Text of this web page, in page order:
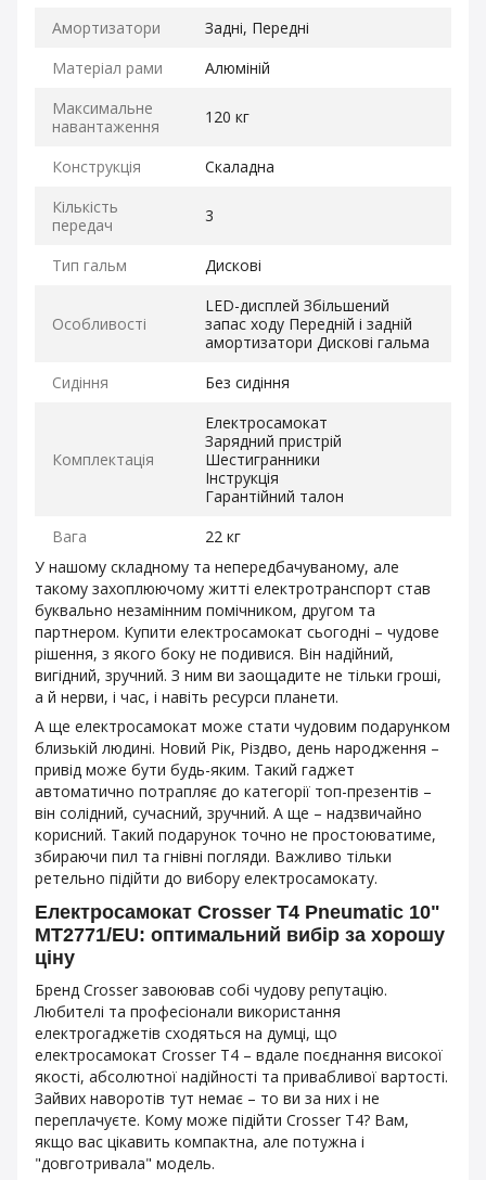
Амортизатори
Задні, Передні
Матеріал рами
Алюміній
Максимальне
навантаження
120 кг
Конструкція
Скаладна
Кількість
передач
3
Тип гальм Дискові
Особливості
LED-дисплей Збільшений
запас ходу Передній і задній
амортизатори Дискові гальма
Сидіння
Без сидіння
Комплектація
Електросамокат
Зарядний пристрій
Шестигранники
Інструкція
Гарантійний талон
Вага
22 кг
У нашому складному та непередбачуваному, але
такому захоплюючому житті електротранспорт став
буквально незамінним помічником, другом та
партнером. Купити електросамокат сьогодні – чудове
рішення, з якого боку не подивися. Він надійний,
вигідний, зручний. З ним ви заощадите не тільки гроші,
а й нерви, і час, і навіть ресурси планети.
А ще електросамокат може стати чудовим подарунком
близькій людині. Новий Рік, Різдво, день народження –
привід може бути будь-яким. Такий гаджет
автоматично потрапляє до категорії топ-презентів –
він солідний, сучасний, зручний. А ще – надзвичайно
корисний. Такий подарунок точно не простоюватиме,
збираючи пил та гнівні погляди. Важливо тільки
ретельно підійти до вибору електросамокату.
Електросамокат Crosser T4 Pneumatic 10"
MT2771/EU: оптимальний вибір за хорошу
ціну
Бренд Crosser завоював собі чудову репутацію.
Любителі та професіонали використання
електрогаджетів сходяться на думці, що
електросамокат Crosser T4 – вдале поєднання високої
якості, абсолютної надійності та привабливої вартості.
Зайвих наворотів тут немає – то ви за них і не
переплачуєте. Кому може підійти Crosser T4? Вам,
якщо вас цікавить компактна, але потужна і
"довготривала" модель.